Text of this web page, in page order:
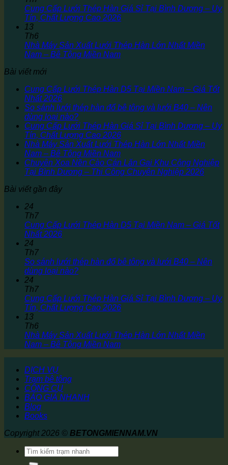
Cung Cấp Lưới Thép Hàn Giá Sỉ Tại Bình Dương – Uy
Tín, Chất Lượng Cao 2026
13
Th6
Nhà Máy Sản Xuất Lưới Thép Hàn Lớn Nhất Miền
Nam – Bê Tông Miền Nam
Bài viết mới
Cung Cấp Lưới Thép Hàn D5 Tại Miền Nam – Giá Tốt
Nhất 2026
So sánh lưới thép hàn đổ bê tông và lưới B40 – Nên
dùng loại nào?
Cung Cấp Lưới Thép Hàn Giá Sỉ Tại Bình Dương – Uy
Tín, Chất Lượng Cao 2026
Nhà Máy Sản Xuất Lưới Thép Hàn Lớn Nhất Miền
Nam – Bê Tông Miền Nam
Chuyên Xoa Nền Cào Cán Lăn Gai Khu Công Nghiệp
Tại Bình Dương – Thi Công Chuyên Nghiệp 2026
Bài viết gần đây
24
Th7
Cung Cấp Lưới Thép Hàn D5 Tại Miền Nam – Giá Tốt
Nhất 2026
24
Th7
So sánh lưới thép hàn đổ bê tông và lưới B40 – Nên
dùng loại nào?
24
Th7
Cung Cấp Lưới Thép Hàn Giá Sỉ Tại Bình Dương – Uy
Tín, Chất Lượng Cao 2026
13
Th6
Nhà Máy Sản Xuất Lưới Thép Hàn Lớn Nhất Miền
Nam – Bê Tông Miền Nam
DỊCH VỤ
Trạm bê tông
CÔNG CỤ
BÁO GIÁ NHANH
Blog
Books
Copyright 2026 © BETONGMIENNAM.VN
Tìm
kiếm: